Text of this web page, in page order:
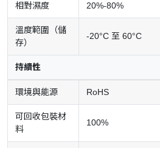
相對濕度 20%-80%
溫度範圍（儲
存）
-20°C 至 60°C
持續性
環境與能源 RoHS
可回收包裝材
料
100%